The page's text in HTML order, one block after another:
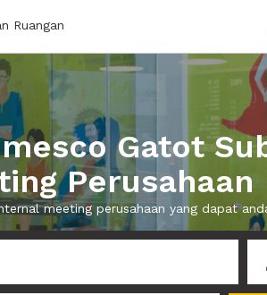
Ruangan
Gatot
Perusahaan
meeting perusahaan yang dapat